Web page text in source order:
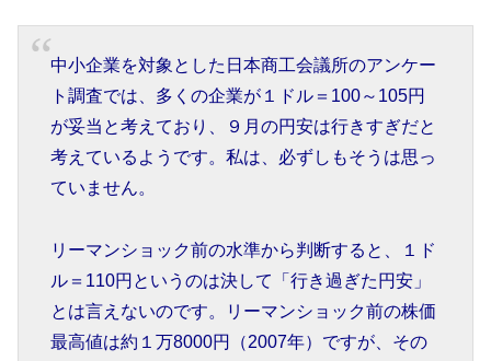
中小企業を対象とした日本商工会議所のアンケー
ト調査では、多くの企業が１ドル＝100～105円
が妥当と考えており、９月の円安は行きすぎだと
考えているようです。私は、必ずしもそうは思っ
ていません。
リーマンショック前の水準から判断すると、１ド
ル＝110円というのは決して「行き過ぎた円安」
とは言えないのです。リーマンショック前の株価
最高値は約１万8000円（2007年）ですが、その